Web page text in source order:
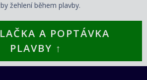
žehlení během plavby.
A POPTÁVKA
PLAVBY ↑